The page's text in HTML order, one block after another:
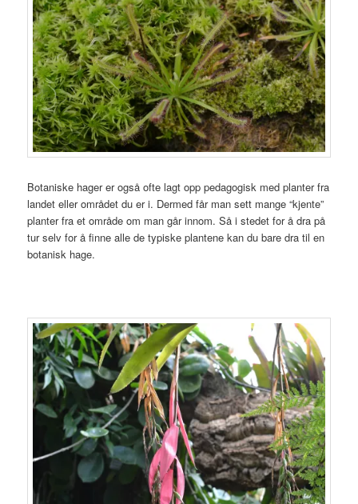
Botaniske hager er også ofte lagt opp pedagogisk med planter fra
landet eller området du er i. Dermed får man sett mange “kjente”
planter fra et område om man går innom. Så i stedet for å dra på
tur selv for å finne alle de typiske plantene kan du bare dra til en
botanisk hage.